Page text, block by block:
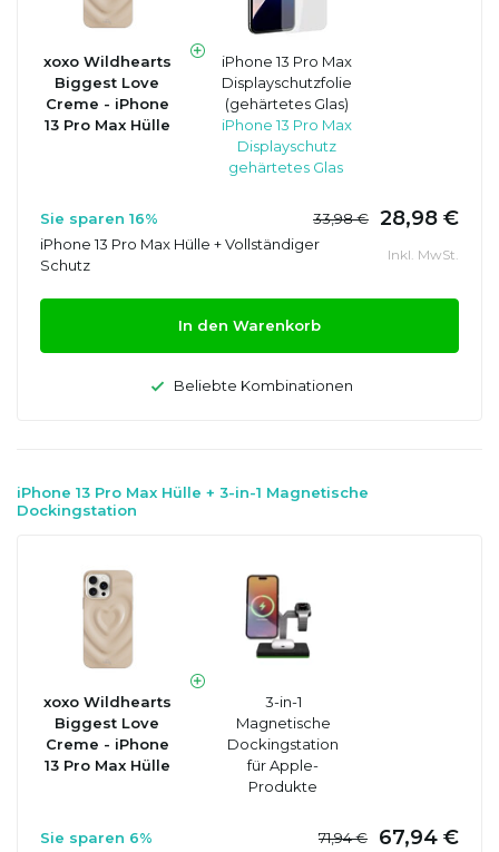
xoxo Wildhearts
Biggest Love
Creme - iPhone
13 Pro Max Hülle
iPhone 13 Pro Max
Displayschutzfolie
(gehärtetes Glas)
iPhone 13 Pro Max
Displayschutz
gehärtetes Glas
Sie sparen 16% 33,98 € 28,98 €
iPhone 13 Pro Max Hülle + Vollständiger
Schutz
Inkl. MwSt.
In den Warenkorb
Beliebte Kombinationen
iPhone 13 Pro Max Hülle + 3-in-1 Magnetische
Dockingstation
xoxo Wildhearts
Biggest Love
Creme - iPhone
13 Pro Max Hülle
3-in-1
Magnetische
Dockingstation
für Apple-
Produkte
Sie sparen 6% 71,94 € 67,94 €